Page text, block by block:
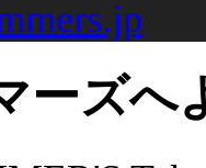
ーズへ